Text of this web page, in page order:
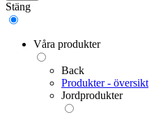
Stäng
Våra produkter
Back
Produkter - översikt
Jordprodukter